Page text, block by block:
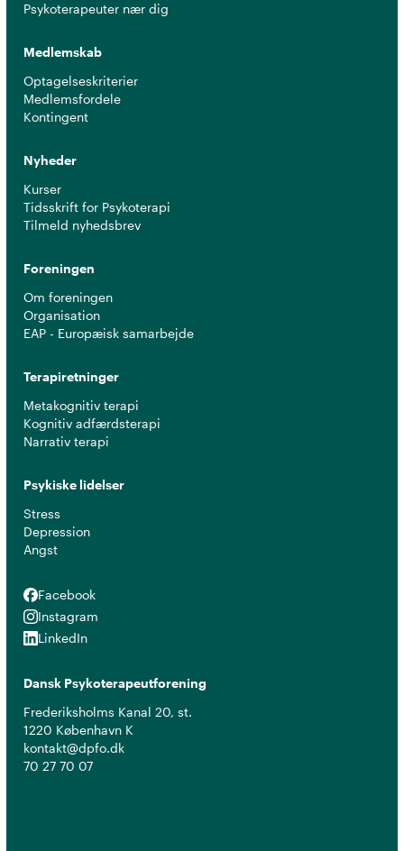
Psykoterapeuter nær dig
Medlemskab
Optagelseskriterier
Medlemsfordele
Kontingent
Nyheder
Kurser
Tidsskrift for Psykoterapi
Tilmeld nyhedsbrev
Foreningen
Om foreningen
Organisation
EAP - Europæisk samarbejde
Terapiretninger
Metakognitiv terapi
Kognitiv adfærdsterapi
Narrativ terapi
Psykiske lidelser
Stress
Depression
Angst
Facebook
Facebook
Instagram
Instagram
LinkedIn
LinkedIn
Dansk Psykoterapeutforening
Frederiksholms Kanal 20, st.
1220 København K
kontakt@dpfo.dk
70 27 70 07